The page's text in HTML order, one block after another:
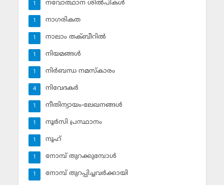
നവോത്ഥാന ശില്‍പികള്‍
1
നാഗരികത
1
നാലാം തക്ബീറില്‍
1
നിയമങ്ങള്‍
1
നിര്‍ബന്ധ നമസ്‌കാരം
1
നിവേദകര്‍
4
നീതിന്യായം-ലേഖനങ്ങള്‍
1
നൂര്‍സി പ്രസ്ഥാനം
1
നൂഹ്‌
1
നോമ്പ് തുറക്കുമ്പോള്‍
1
നോമ്പ് തുറപ്പിച്ചവര്‍ക്കായി
1